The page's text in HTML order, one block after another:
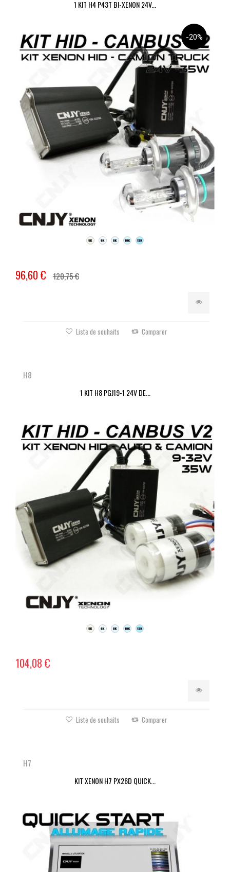
1 KIT H4 P43T BI-XENON 24V...
-20%
96,60 € 120,75 €
Liste de souhaits Comparer
H8
1 KIT H8 PGJ19-1 24V DE...
104,08 €
Liste de souhaits Comparer
H7
KIT XENON H7 PX26D QUICK...